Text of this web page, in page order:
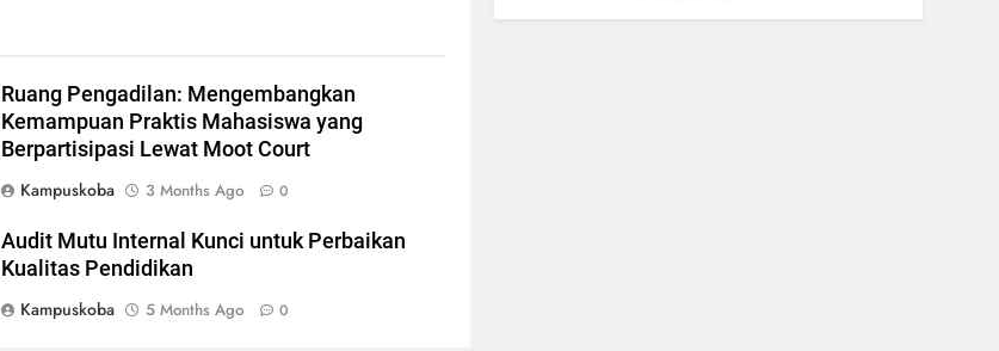
Ruang Pengadilan: Mengembangkan
Kemampuan Praktis Mahasiswa yang
Berpartisipasi Lewat Moot Court
Kampuskoba
3 Months Ago 0
Audit Mutu Internal Kunci untuk Perbaikan
Kualitas Pendidikan
Kampuskoba
5 Months Ago 0